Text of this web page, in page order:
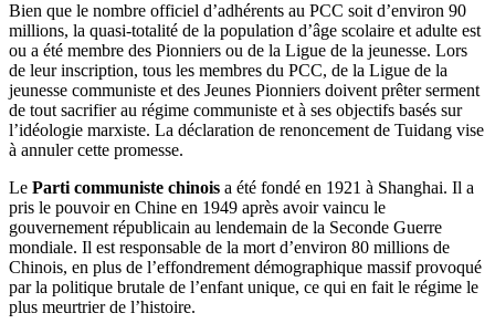
Bien que le nombre officiel d’adhérents au PCC soit d’environ 90
millions, la quasi-totalité de la population d’âge scolaire et adulte est
ou a été membre des Pionniers ou de la Ligue de la jeunesse. Lors
de leur inscription, tous les membres du PCC, de la Ligue de la
jeunesse communiste et des Jeunes Pionniers doivent prêter serment
de tout sacrifier au régime communiste et à ses objectifs basés sur
l’idéologie marxiste. La déclaration de renoncement de Tuidang vise
à annuler cette promesse.
Le Parti communiste chinois a été fondé en 1921 à Shanghai. Il a
pris le pouvoir en Chine en 1949 après avoir vaincu le
gouvernement républicain au lendemain de la Seconde Guerre
mondiale. Il est responsable de la mort d’environ 80 millions de
Chinois, en plus de l’effondrement démographique massif provoqué
par la politique brutale de l’enfant unique, ce qui en fait le régime le
plus meurtrier de l’histoire.